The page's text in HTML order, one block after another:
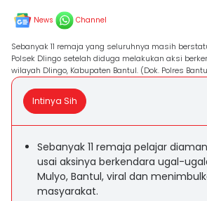
News Channel
Sebanyak 11 remaja yang seluruhnya masih
Polsek Dlingo setelah diduga melakukan aksi
wilayah Dlingo, Kabupaten Bantul. (Dok. Polres
Intinya Sih
Sebanyak 11 remaja pelajar
usai aksinya berkendara ugal-
Mulyo, Bantul, viral dan
masyarakat.